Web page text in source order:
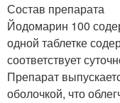
Состав препарата
Йодомарин 100
одной таблетке
соответствует
Препарат
оболочкой, что